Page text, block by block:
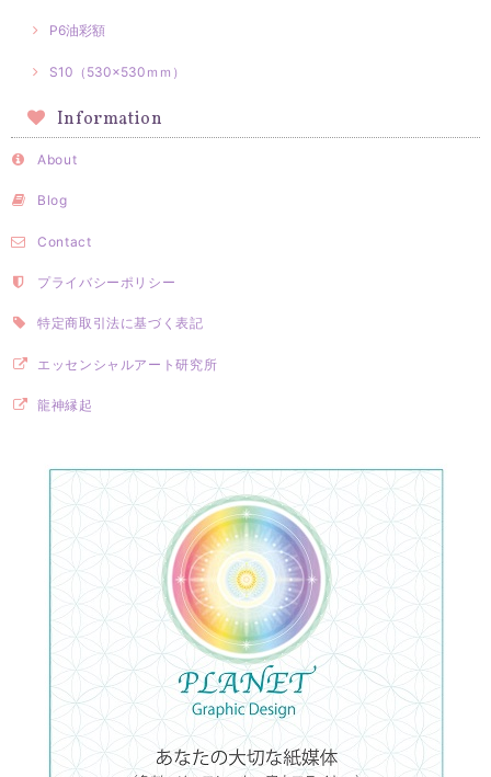
P6油彩額
S10（530×530ｍｍ）
Information
About
Blog
Contact
プライバシーポリシー
特定商取引法に基づく表記
エッセンシャルアート研究所
龍神縁起